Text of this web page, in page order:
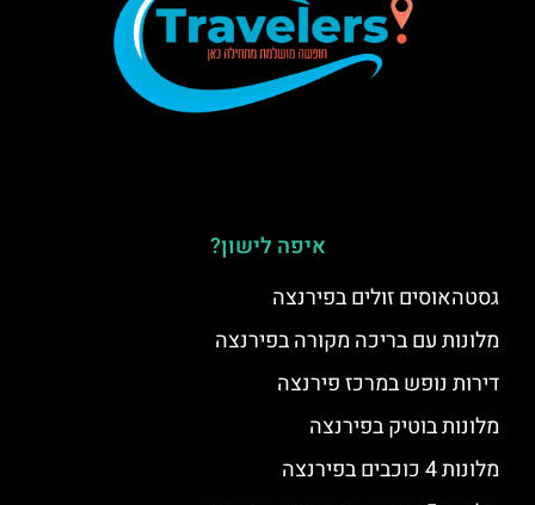
איפה לישון?
גסטהאוסים זולים בפירנצה
מלונות עם בריכה מקורה בפירנצה
דירות נופש במרכז פירנצה
מלונות בוטיק בפירנצה
מלונות 4 כוכבים בפירנצה